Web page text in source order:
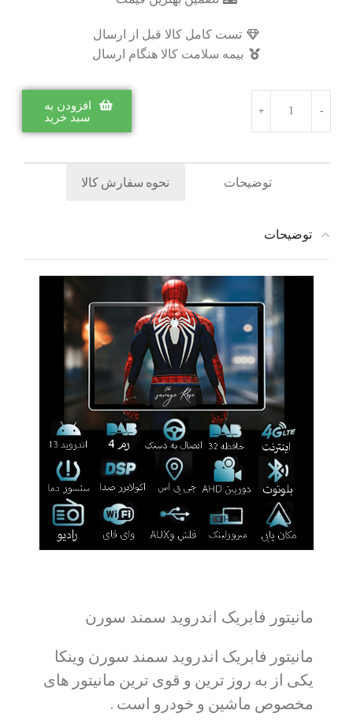
تست کامل کالا قبل از ارسال
بیمه سلامت کالا هنگام ارسال
افزودن به
سبد خرید
توضیحات نحوه سفارش کالا
توضیحات
مانیتور فابریک اندروید سمند سورن
مانیتور فابریک اندروید سمند سورن وینکا
یکی از به روز ترین و قوی ترین مانیتور های
مخصوص ماشین و خودرو است .